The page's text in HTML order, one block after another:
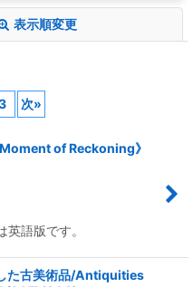
表示順変更
次»
of Reckoning》
語版です。
た古美術品/Antiquities